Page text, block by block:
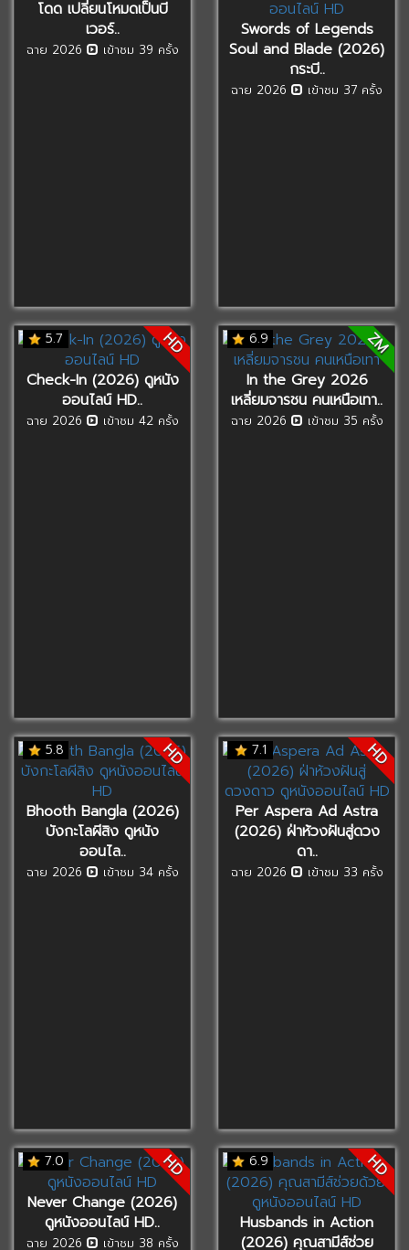
โดด เปลี่ยนโหมดเป็นบี
เวอร์..
ฉาย 2026 เข้าชม 39 ครั้ง
Swords of Legends
Soul and Blade (2026)
กระบี..
ฉาย 2026 เข้าชม 37 ครั้ง
5.7 HD
Check-In (2026) ดูหนัง
ออนไลน์ HD..
ฉาย 2026 เข้าชม 42 ครั้ง
6.9 ZM
In the Grey 2026
เหลี่ยมจารชน คนเหนือเทา..
ฉาย 2026 เข้าชม 35 ครั้ง
5.8 HD
Bhooth Bangla (2026)
บังกะโลผีสิง ดูหนัง
ออนไล..
ฉาย 2026 เข้าชม 34 ครั้ง
7.1 HD
Per Aspera Ad Astra
(2026) ฝ่าห้วงฝันสู่ดวง
ดา..
ฉาย 2026 เข้าชม 33 ครั้ง
7.0 HD
Never Change (2026)
ดูหนังออนไลน์ HD..
ฉาย 2026 เข้าชม 38 ครั้ง
6.9 HD
Husbands in Action
(2026) คุณสามีส์ช่วย